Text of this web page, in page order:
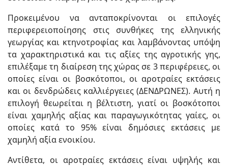
Προκειμένου να ανταποκρίνονται οι επιλογές
περιφερειοποίησης στις συνθήκες της ελληνικής
γεωργίας και κτηνοτροφίας και λαμβάνοντας υπόψη
τα χαρακτηριστικά και τις αξίες της αγροτικής γης,
επιλέξαμε τη διαίρεση της χώρας σε 3 περιφέρειες, οι
οποίες είναι οι βοσκότοποι, οι αροτραίες εκτάσεις
και οι δενδρώδεις καλλιέργειες (ΔΕΝΔΡΩΝΕΣ). Αυτή η
επιλογή θεωρείται η βέλτιστη, γιατί οι βοσκότοποι
είναι χαμηλής αξίας και παραγωγικότητας γαίες, οι
οποίες κατά το 95% είναι δημόσιες εκτάσεις με
χαμηλή αξία ενοικίου.
Αντίθετα, οι αροτραίες εκτάσεις είναι υψηλής και